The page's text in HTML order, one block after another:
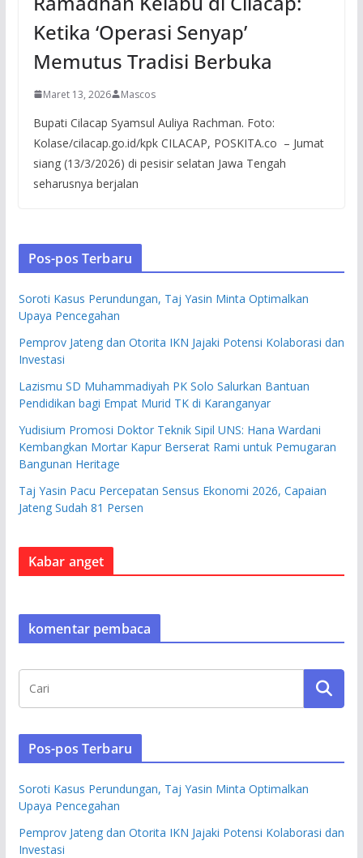
Ketika ‘Operasi Senyap’
Memutus Tradisi Berbuka
Maret 13, 2026 Mascos
Bupati Cilacap Syamsul Auliya Rachman. Foto:
Kolase/cilacap.go.id/kpk CILACAP, POSKITA.co – Jumat
siang (13/3/2026) di pesisir selatan Jawa Tengah
seharusnya berjalan
Pos-pos Terbaru
Soroti Kasus Perundungan, Taj Yasin Minta Optimalkan
Upaya Pencegahan
Pemprov Jateng dan Otorita IKN Jajaki Potensi Kolaborasi dan
Investasi
Lazismu SD Muhammadiyah PK Solo Salurkan Bantuan
Pendidikan bagi Empat Murid TK di Karanganyar
Yudisium Promosi Doktor Teknik Sipil UNS: Hana Wardani
Kembangkan Mortar Kapur Berserat Rami untuk Pemugaran
Bangunan Heritage
Taj Yasin Pacu Percepatan Sensus Ekonomi 2026, Capaian
Jateng Sudah 81 Persen
Kabar anget
komentar pembaca
Pos-pos Terbaru
Soroti Kasus Perundungan, Taj Yasin Minta Optimalkan
Upaya Pencegahan
Pemprov Jateng dan Otorita IKN Jajaki Potensi Kolaborasi dan
Investasi